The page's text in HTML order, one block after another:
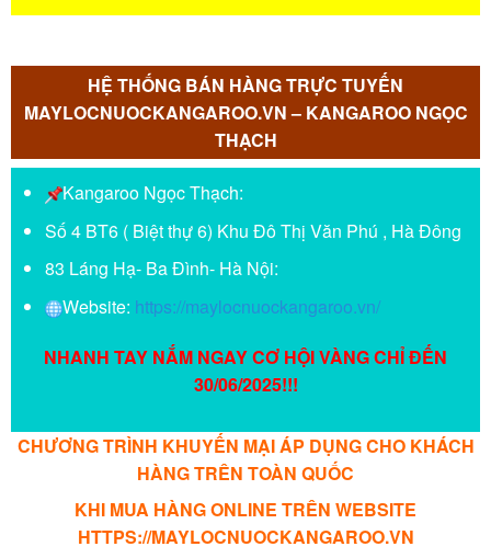
HỆ THỐNG BÁN HÀNG TRỰC TUYẾN
MAYLOCNUOCKANGAROO.VN – KANGAROO NGỌC
THẠCH
Kangaroo Ngọc Thạch:
Số 4 BT6 ( Biệt thự 6) Khu Đô Thị Văn Phú , Hà Đông
83 Láng Hạ- Ba Đình- Hà Nội:
Website: https://maylocnuockangaroo.vn/
NHANH TAY NẮM NGAY CƠ HỘI VÀNG CHỈ ĐẾN
30/06/2025!!!
CHƯƠNG TRÌNH KHUYẾN MẠI ÁP DỤNG CHO KHÁCH
HÀNG TRÊN TOÀN QUỐC
KHI MUA HÀNG ONLINE TRÊN WEBSITE
HTTPS://MAYLOCNUOCKANGAROO.VN